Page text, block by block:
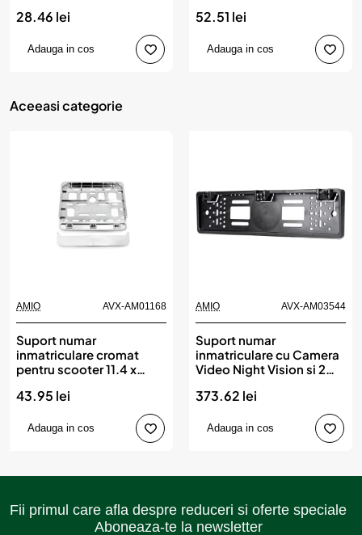
28.46 lei
Adauga in cos
52.51 lei
Adauga in cos
Aceeasi categorie
AMIO AVX-AM01168
Suport numar
inmatriculare cromat
pentru scooter 11.4 x
43.95 lei
Adauga in cos
AMIO AVX-AM03544
Suport numar
inmatriculare cu Camera
Video Night Vision si 2
373.62 lei
Adauga in cos
Fii primul care afla despre reduceri si oferte speciale
Aboneaza-te la newsletter